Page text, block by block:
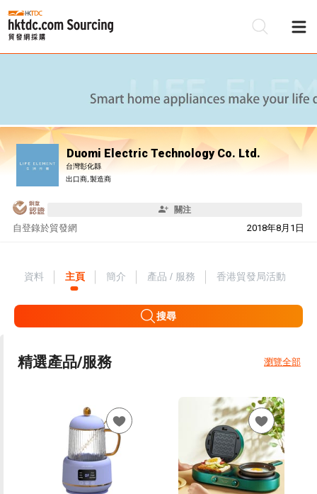
Duomi Electric Technology Co. Ltd.
台灣彰化縣
出口商, 製造商
關注
自 2018年8月1日
登錄於貿發網
資料 主頁 簡介 產品 / 服務 香港貿發局活動
搜尋
精選產品/服務 瀏覽全部